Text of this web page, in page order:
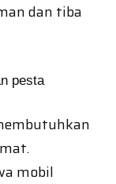
dan tiba
pesta
mobil